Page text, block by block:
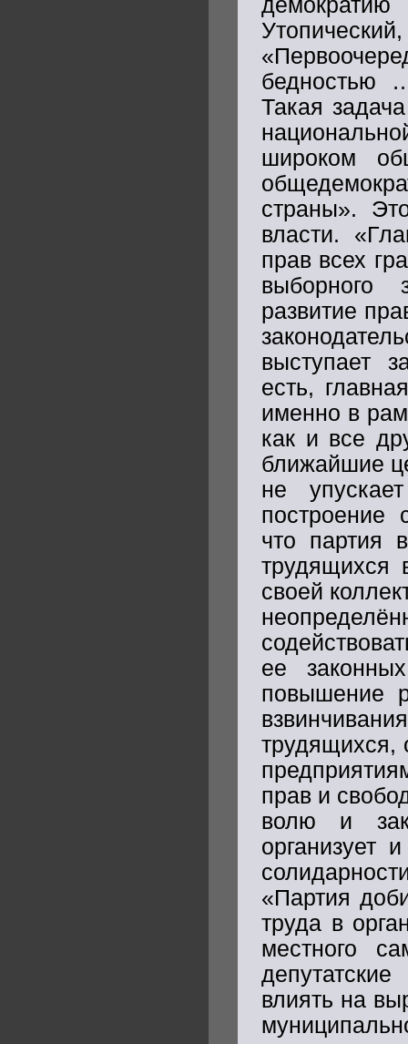
бедностью
Такая
широком
страны».
власти.
прав всех
выборного
развитие
выступает
есть,
именно в
как и все
ближайшие
не
построение
что партия
трудящихся
своей
ее
повышение
трудящихся,
прав и
волю и
организует
«Партия
труда в
местного
влиять на